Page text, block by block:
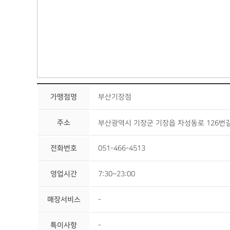
가맹점명 부산기장점
주소 부산광역시 기장군 기장읍 차성동로 126번
전화번호 051-466-4513
영업시간 7:30~23:00
매장서비스 -
특이사항 -